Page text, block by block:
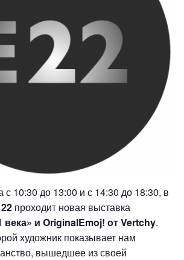
с 10:30 до 13:00 и с 14:30 до 18:30, в
проходит новая выставка
и OriginalEmoj! от Vertchy.
художник показывает нам
вышедшее из своей